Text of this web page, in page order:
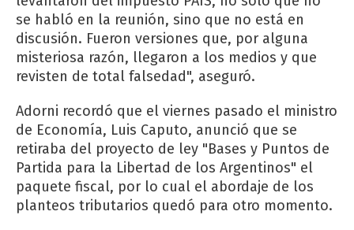
se habló en la reunión, sino que no está en
discusión. Fueron versiones que, por alguna
misteriosa razón, llegaron a los medios y que
revisten de total falsedad", aseguró.
Adorni recordó que el viernes pasado el ministro
de Economía, Luis Caputo, anunció que se
retiraba del proyecto de ley "Bases y Puntos de
Partida para la Libertad de los Argentinos" el
paquete fiscal, por lo cual el abordaje de los
planteos tributarios quedó para otro momento.